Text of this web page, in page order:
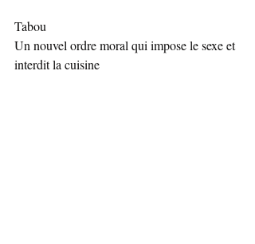
Tabou
Un nouvel ordre moral qui impose le sexe et
interdit la cuisine